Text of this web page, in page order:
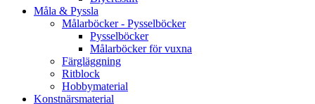
Måla & Pyssla
Målarböcker - Pysselböcker
Pysselböcker
Målarböcker för vuxna
Färgläggning
Ritblock
Hobbymaterial
Konstnärsmaterial